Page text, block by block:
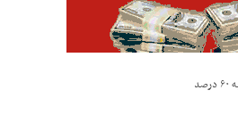
میزان تبادل برق در بورس انرژی به ۶۰ درصد